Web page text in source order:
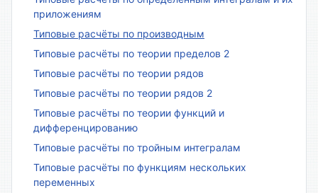
приложениям
Типовые расчёты по производным
Типовые расчёты по теории пределов 2
Типовые расчёты по теории рядов
Типовые расчёты по теории рядов 2
Типовые расчёты по теории функций и
дифференцированию
Типовые расчёты по тройным интегралам
Типовые расчёты по функциям нескольких
переменных